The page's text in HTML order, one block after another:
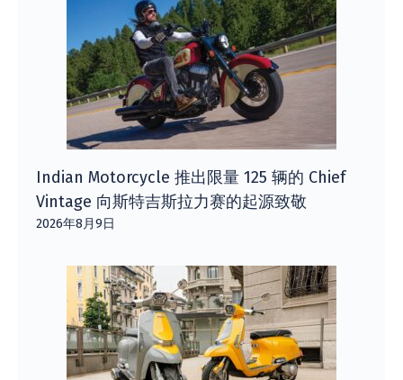
Indian Motorcycle 推出限量 125 辆的 Chief
Vintage 向斯特吉斯拉力赛的起源致敬
2026年8月9日